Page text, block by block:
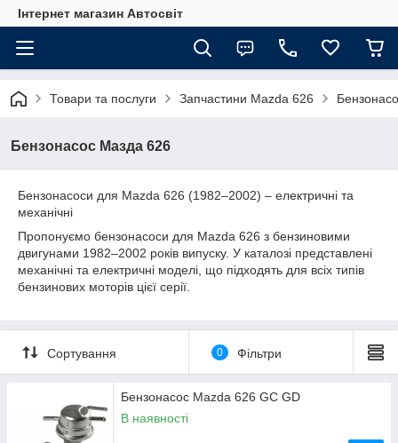
Інтернет магазин Автосвіт
Товари та послуги Запчастини Mazda 626
Бензонасос Мазда 626
Бензонасоси для Mazda 626 (1982–2002) – електричні та
механічні
Пропонуємо бензонасоси для Mazda 626 з бензиновими
двигунами 1982–2002 років випуску. У каталозі представлені
механічні та електричні моделі, що підходять для всіх типів
бензинових моторів цієї серії.
Сортування 0 Фільтри
Бензонасос Mazda 626 GC GD
В наявності